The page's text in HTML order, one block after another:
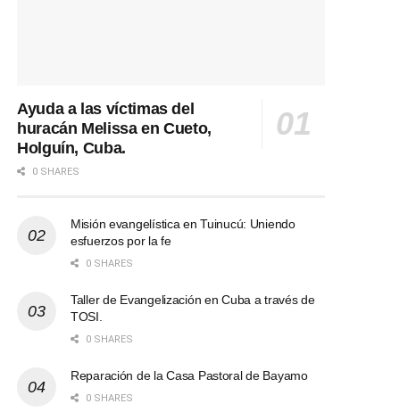
Ayuda a las víctimas del
huracán Melissa en Cueto,
Holguín, Cuba.
0 SHARES
Misión evangelística en Tuinucú: Uniendo
esfuerzos por la fe
0 SHARES
Taller de Evangelización en Cuba a través de
TOSI.
0 SHARES
Reparación de la Casa Pastoral de Bayamo
0 SHARES